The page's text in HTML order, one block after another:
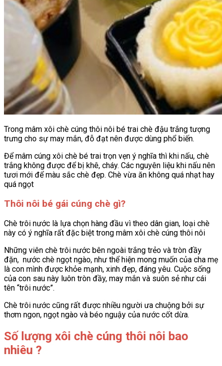
Trong mâm xôi chè cúng thôi nôi bé trai chè đậu trắng tượng
trưng cho sự may mắn, đỗ đạt nên được dùng phổ biến.
Để mâm cúng xôi chè bé trai trọn vẹn ý nghĩa thì khi nấu, chè
trắng không được để bị khê, cháy. Các nguyên liệu khi nấu nên
tươi mới để màu sắc chè đẹp. Chè vừa ăn không quá nhạt hay
quá ngọt
Thôi nôi bé gái cúng chè gì?
Chè trôi nước là lựa chọn hàng đầu vì theo dân gian, loại chè
này có ý nghĩa rất đặc biệt trong mâm xôi chè cúng thôi nôi
Những viên chè trôi nước bên ngoài trắng trẻo và tròn đầy
đặn, nước chè ngọt ngào, như thể hiện mong muốn của cha mẹ
là con mình được khỏe mạnh, xinh đẹp, đáng yêu. Cuộc sống
của con sau này luôn tròn đầy, may mắn và suôn sẻ như cái
tên “trôi nước”.
Chè trôi nước cũng rất được nhiều người ưa chuộng bởi sự
thơm ngon, ngọt ngào và béo nguậy của nước cốt dừa.
Số lượng xôi chè cúng thôi nôi bao
nhiêu ?